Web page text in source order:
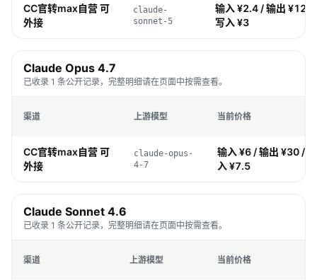
CC官转max自营 可
外接
claude-
sonnet-5
输入 ¥2.4 / 输出 ¥12 /
写入 ¥3
Claude Opus 4.7
已收录 1 条公开记录，完整明细请在页面中按需查看。
渠道 上游模型 当前价格
CC官转max自营 可
外接
claude-opus-
4-7
输入 ¥6 / 输出 ¥30 /
入 ¥7.5
Claude Sonnet 4.6
已收录 1 条公开记录，完整明细请在页面中按需查看。
渠道 上游模型 当前价格